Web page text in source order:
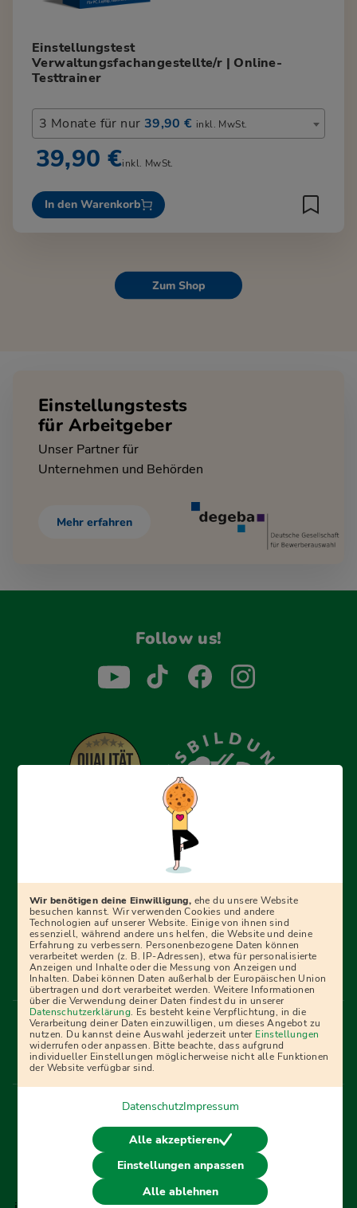
Einstellungstest
Verwaltungsfachangestellte/r | Online-
Testtrainer
3 Monate für nur 39,90 € inkl. MwSt.
39,90 €inkl. MwSt.
In den Warenkorb
Zum Shop
Einstellungstests
für Arbeitgeber
Unser Partner für
Unternehmen und Behörden
Mehr erfahren
Follow us!
Erfolgreich bewerben mit Ausbildungspark: Wir
begleiten dich Schritt für Schritt bei deinem Start in den
Ratgebern und Prüfungspaketen, interaktiven
Videokursen und vielem mehr. Für alle, die was werden
wollen!
Menü Fußleiste
Impressum Bildquellen Presse
Mediadaten
Partner
AGB Datenschutz
Widerrufsbelehrung
Bestellung
Affiliate Partner Cookies
Vertrag widerrufen
© 2026 Ausbildungspark Verlag. Alle Rechte vorbehalten.
Wir benötigen deine Einwilligung, ehe du unsere Website
besuchen kannst. Wir verwenden Cookies und andere
Technologien auf unserer Website. Einige von ihnen sind
essenziell, während andere uns helfen, die Website und deine
Erfahrung zu verbessern. Personenbezogene Daten können
verarbeitet werden (z. B. IP-Adressen), etwa für personalisierte
Anzeigen und Inhalte oder die Messung von Anzeigen und
Inhalten. Dabei können Daten außerhalb der Europäischen Union
übertragen und dort verarbeitet werden. Weitere Informationen
über die Verwendung deiner Daten findest du in unserer
Datenschutzerklärung. Es besteht keine Verpflichtung, in die
Verarbeitung deiner Daten einzuwilligen, um dieses Angebot zu
nutzen. Du kannst deine Auswahl jederzeit unter Einstellungen
widerrufen oder anpassen. Bitte beachte, dass aufgrund
individueller Einstellungen möglicherweise nicht alle Funktionen
der Website verfügbar sind.
DatenschutzImpressum
Alle akzeptieren
Einstellungen anpassen
Alle ablehnen